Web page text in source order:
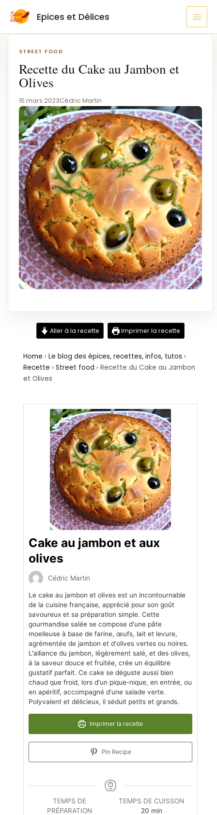
Epices et Délices
STREET FOOD
Recette du Cake au Jambon et
Olives
15 mars 2023Cédric Martin
Aller à la recette Imprimer la recette
Home › Le blog des épices, recettes, infos, tutos ›
Recette › Street food › Recette du Cake au Jambon
et Olives
Cake au jambon et aux
olives
Cédric Martin
Le cake au jambon et olives est un incontournable
de la cuisine française, apprécié pour son goût
savoureux et sa préparation simple. Cette
gourmandise salée se compose d'une pâte
moelleuse à base de farine, œufs, lait et levure,
agrémentée de jambon et d'olives vertes ou noires.
L'alliance du jambon, légèrement salé, et des olives,
à la saveur douce et fruitée, crée un équilibre
gustatif parfait. Ce cake se déguste aussi bien
chaud que froid, lors d'un pique-nique, en entrée, ou
en apéritif, accompagné d'une salade verte.
Polyvalent et délicieux, il séduit petits et grands.
Imprimer la recette
Pin Recipe
TEMPS DE
PRÉPARATION
TEMPS DE CUISSON
20 min
de